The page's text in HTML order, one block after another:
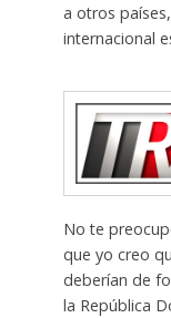
a otros
internacional
No te
que yo creo
deberían de
la República